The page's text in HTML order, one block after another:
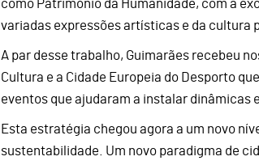
como Património da Humanidade, com a
variadas expressões artísticas e da cultura
A par desse trabalho, Guimarães recebeu
Cultura e a Cidade Europeia do Desporto
eventos que ajudaram a instalar dinâmicas
Esta estratégia chegou agora a um novo
sustentabilidade. Um novo paradigma de